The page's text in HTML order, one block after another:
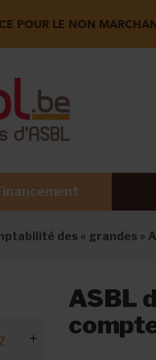
POUR LE NON
des « grandes »
ASBL